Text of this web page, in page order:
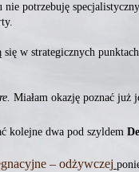
potrzebuję
w strategicznych
Miałam okazję poznać już
kolejne dwa pod szyldem
– odżywczej